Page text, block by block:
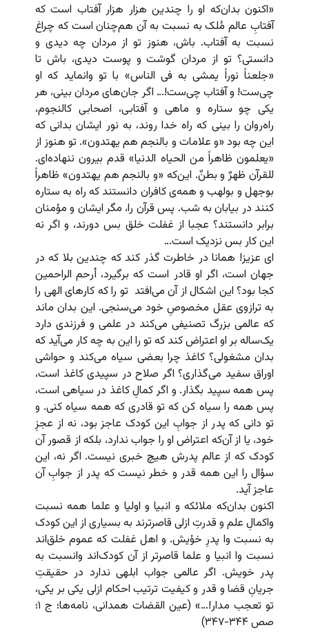
«اکنون بدان‌که او را چندین هزار هزار آفتاب است که
آفتابِ عالم مُلک به نسبت به آن هم‌چنان‌ است که چراغ
نسبت به آفتاب. باش، هنوز تو از مردان چه دیدی و
دانستی؟ تو از مردان گوشت و پوست دیدی، باش تا
«جلعناً نوراً یمشی به فی الناس» با تو وانماید که او
چی‌ست! و آفتاب چی‌ست!… اگر جان‌های مردان بینی، هر
یکی چو ستاره و ماهی و آفتابی، اصحابی کالنجوم،
راه‌روان را بینی که راه خدا روند، به نور ایشان بدانی که
این چه بود «و علامات و بالنجم هم یهتدون». تو هنوز از
«یعلمون ظاهراً من الحیاه الدنیا» قدم بیرون ننهاده‌ای.
للقرآن ظهرٌ و بطنٌ. این‌که «و بالنجم هم یهتدون» ظاهراً
بوجهل و بولهب و همه‌ی کافران دانستند که راه به ستاره
کنند در بیابان به شب. پس قرآن را، مگر ایشان و مؤمنان
برابر دانستند؟ عجبا از غفلت خلق بس دورند، و اگر نه
این کار بس نزدیک است…
ای عزیز! همانا در خاطرت گذر کند که چندین بلا که در
جهان است، اگر او قادر است که برگیرد، أرحم الراحمین
کجا بود؟ این اشکال از آن می‌افتد تو را که کارهای الهی را
به ترازوی عقل مخصوصِ خود می‌سنجی. این بدان ماند
که عالمی بزرگ تصنیفی می‌کند در علمی و فرزندی دارد
یک‌ساله بر او اعتراض کند که تو را این به چه کار می‌آید که
بدان مشغولی؟ کاغذ چرا بعضی سیاه می‌کند و حواشی
اوراق سفید می‌گذاری؟ اگر صلاح در سپیدی کاغذ است،
پس همه سپید بگذار. و اگر کمالِ کاغذ در سیاهی است،
پس همه را سیاه کن که تو قادری که همه سیاه کنی. و
تو دانی که پدر از جوابِ این کودک عاجز بود، نه از عجزِ
خود، یا از آن‌که اعتراض او را جواب ندارد، بلکه از قصور آن
کودک که از عالم پدرش هیچ خبری نیست. اگر نه، این
سؤال را این همه قدر و خطر نیست که پدر از جوابِ آن
عاجز آید.
اکنون بدان‌که ملائکه و انبیا و اولیا و علما همه نسبت
واکمالِ علم و قدرتِ ازلی قاصرترند به بسیاری از این کودک
به نسبت وا پدرِ خؤیش. و اهل غفلت که عموم خلق‌اند
نسبت وا انبیا و علما قاصرتر از آن کودک‌اند وانسبت به
پدر خویش. اگر عالمی جواب ابلهی ندارد در حقیقتِ
جریانِ قضا و قدر و کیفیت ترتیب احکام ازلی یکی بر یکی،
تو تعجب مدار!…» (عین القضات همدانی، نامه‌ها؛ ج ۱؛
صص ۳۴۴-۳۴۷)